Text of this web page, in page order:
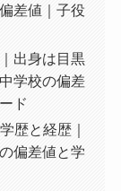
差値｜子役
出身は目黒
学校の偏差
ド
歴と経歴｜
偏差値と学